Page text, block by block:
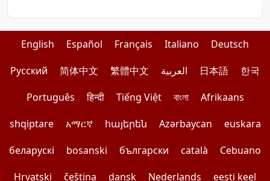
English Español Français Italiano
Deutsch
Pусский
简体中文 繁體中文 العربية 日本語
한국
Português
हिन्दी Tiếng Việt বাংলা
Afrikaans
shqiptare
አማርኛ հայերեն Azərbaycan
euskara
беларускі
bosanski български català
Cebuano
Hrvatski
čeština dansk Nederlands
eesti keel